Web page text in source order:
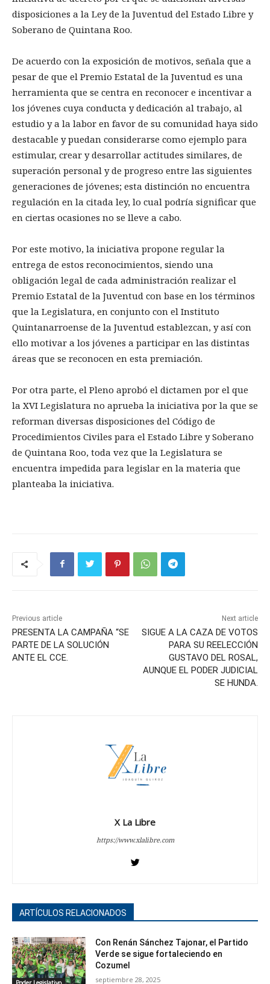
disposiciones a la Ley de la Juventud del Estado Libre y
Soberano de Quintana Roo.
De acuerdo con la exposición de motivos, señala que a
pesar de que el Premio Estatal de la Juventud es una
herramienta que se centra en reconocer e incentivar a
los jóvenes cuya conducta y dedicación al trabajo, al
estudio y a la labor en favor de su comunidad haya sido
destacable y puedan considerarse como ejemplo para
estimular, crear y desarrollar actitudes similares, de
superación personal y de progreso entre las siguientes
generaciones de jóvenes; esta distinción no encuentra
regulación en la citada ley, lo cual podría significar que
en ciertas ocasiones no se lleve a cabo.
Por este motivo, la iniciativa propone regular la
entrega de estos reconocimientos, siendo una
obligación legal de cada administración realizar el
Premio Estatal de la Juventud con base en los términos
que la Legislatura, en conjunto con el Instituto
Quintanarroense de la Juventud establezcan, y así con
ello motivar a los jóvenes a participar en las distintas
áreas que se reconocen en esta premiación.
Por otra parte, el Pleno aprobó el dictamen por el que
la XVI Legislatura no aprueba la iniciativa por la que se
reforman diversas disposiciones del Código de
Procedimientos Civiles para el Estado Libre y Soberano
de Quintana Roo, toda vez que la Legislatura se
encuentra impedida para legislar en la materia que
planteaba la iniciativa.
Previous article
PRESENTA LA CAMPAÑA “SE
PARTE DE LA SOLUCIÓN
ANTE EL CCE.
Next article
SIGUE A LA CAZA DE VOTOS
PARA SU REELECCIÓN
GUSTAVO DEL ROSAL,
AUNQUE EL PODER JUDICIAL
SE HUNDA.
X La Libre
https://www.xlalibre.com
ARTÍCULOS RELACIONADOS
Con Renán Sánchez Tajonar, el Partido
Verde se sigue fortaleciendo en
Cozumel
septiembre 28, 2025